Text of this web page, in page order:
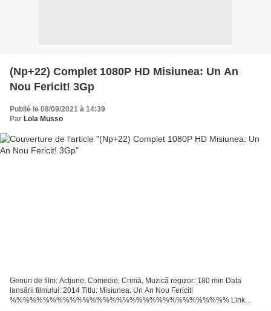
(Np+22) Complet 1080P HD Misiunea: Un An
Nou Fericit! 3Gp
Publié le 08/09/2021 à 14:39
Par Lola Musso
Genuri de film: Acțiune, Comedie, Crimă, Muzică regizor: 180 min Data
lansării filmului: 2014 Titlu: Misiunea: Un An Nou Fericit!
%%%%%%%%%%%%%%%%%%%%%%%%%%%%%%%%% Link